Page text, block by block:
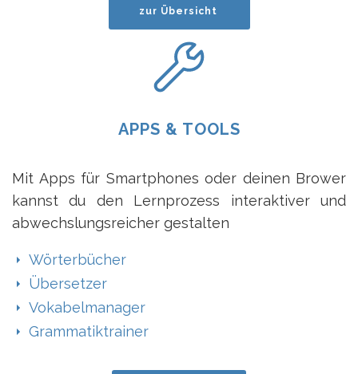
zur Übersicht
APPS & TOOLS
Mit Apps für Smartphones oder deinen Brower
kannst du den Lernprozess interaktiver und
abwechslungsreicher gestalten
Wörterbücher
Übersetzer
Vokabelmanager
Grammatiktrainer